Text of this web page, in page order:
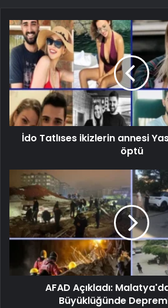
İdo Tatlıses ikizlerin annesi
öptü
AFAD Açıkladı:
Büyüklüğünde